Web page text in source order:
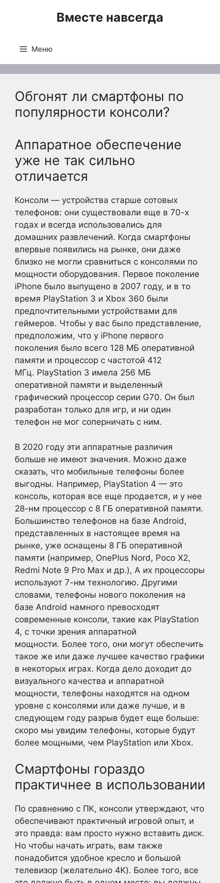
Вместе навсегда
Меню
Обгонят ли смартфоны по
популярности консоли?
Аппаратное обеспечение
уже не так сильно
отличается
Консоли — устройства старше сотовых
телефонов: они существовали еще в 70-х
годах и всегда использовались для
домашних развлечений. Когда смартфоны
впервые появились на рынке, они даже
близко не могли сравниться с консолями по
мощности оборудования. Первое поколение
iPhone было выпущено в 2007 году, и в то
время PlayStation 3 и Xbox 360 были
предпочтительными устройствами для
геймеров. Чтобы у вас было представление,
предположим, что у iPhone первого
поколения было всего 128 МБ оперативной
памяти и процессор с частотой 412
МГц. PlayStation 3 имела 256 МБ
оперативной памяти и выделенный
графический процессор серии G70. Он был
разработан только для игр, и ни один
телефон не мог соперничать с ним.
В 2020 году эти аппаратные различия
больше не имеют значения. Можно даже
сказать, что мобильные телефоны более
выгодны. Например, PlayStation 4 — это
консоль, которая все еще продается, и у нее
28-нм процессор с 8 ГБ оперативной памяти.
Большинство телефонов на базе Android,
представленных в настоящее время на
рынке, уже оснащены 8 ГБ оперативной
памяти (например, OnePlus Nord, Poco X2,
Redmi Note 9 Pro Max и др.), А их процессоры
используют 7-нм технологию. Другими
словами, телефоны нового поколения на
базе Android намного превосходят
современные консоли, такие как PlayStation
4, с точки зрения аппаратной
мощности. Более того, они могут обеспечить
такое же или даже лучшее качество графики
в некоторых играх. Когда дело доходит до
визуального качества и аппаратной
мощности, телефоны находятся на одном
уровне с консолями или даже лучше, и в
следующем году разрыв будет еще больше:
скоро мы увидим телефоны, которые будут
более мощными, чем PlayStation или Xbox.
Смартфоны гораздо
практичнее в использовании
По сравнению с ПК, консоли утверждают, что
обеспечивают практичный игровой опыт, и
это правда: вам просто нужно вставить диск.
Но чтобы начать играть, вам также
понадобится удобное кресло и большой
телевизор (желательно 4K). Более того, все